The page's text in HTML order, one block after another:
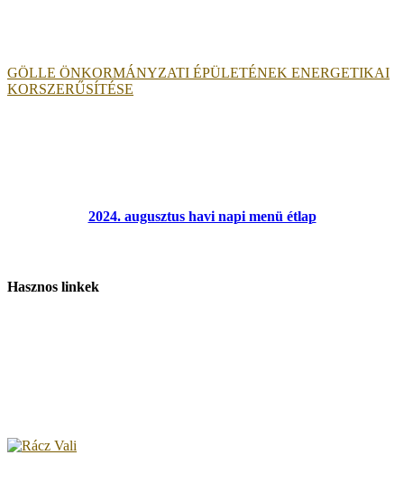
GÖLLE ÖNKORMÁNYZATI ÉPÜLETÉNEK ENERGETIKAI
KORSZERŰSÍTÉSE
2024. augusztus havi napi menü étlap
Hasznos linkek